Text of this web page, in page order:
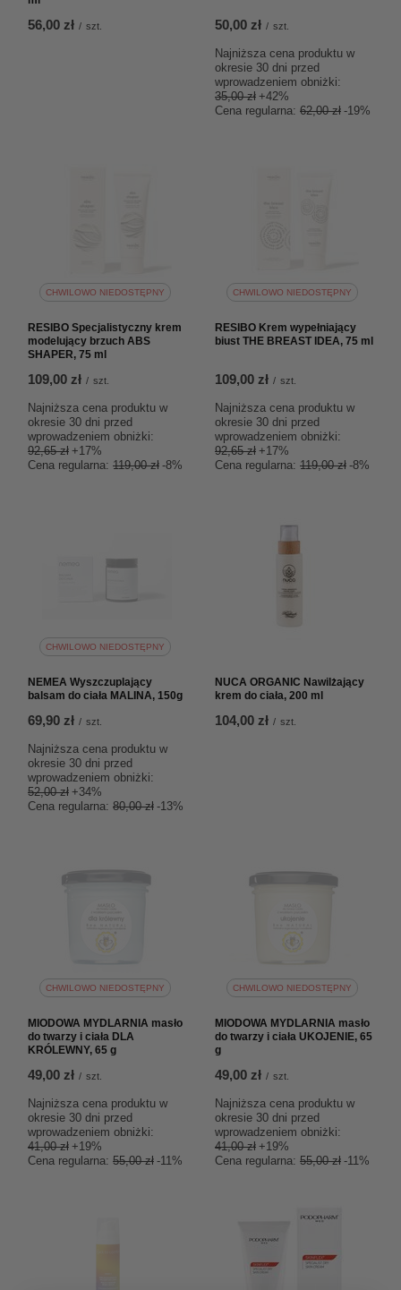
56,00 zł / szt. 50,00 zł / szt.
Najniższa cena produktu w
okresie 30 dni przed
wprowadzeniem obniżki:
35,00 zł +42%
Cena regularna: 62,00 zł -19%
CHWILOWO NIEDOSTĘPNY
RESIBO Specjalistyczny krem
modelujący brzuch ABS
SHAPER, 75 ml
109,00 zł / szt.
Najniższa cena produktu w
okresie 30 dni przed
wprowadzeniem obniżki:
92,65 zł +17%
Cena regularna: 119,00 zł -8%
CHWILOWO NIEDOSTĘPNY
RESIBO Krem wypełniający
biust THE BREAST IDEA, 75 ml
109,00 zł / szt.
Najniższa cena produktu w
okresie 30 dni przed
wprowadzeniem obniżki:
92,65 zł +17%
Cena regularna: 119,00 zł -8%
CHWILOWO NIEDOSTĘPNY
NEMEA Wyszczuplający
balsam do ciała MALINA, 150g
69,90 zł / szt.
Najniższa cena produktu w
okresie 30 dni przed
wprowadzeniem obniżki:
52,00 zł +34%
Cena regularna: 80,00 zł -13%
NUCA ORGANIC Nawilżający
krem do ciała, 200 ml
104,00 zł / szt.
CHWILOWO NIEDOSTĘPNY
MIODOWA MYDLARNIA masło
do twarzy i ciała DLA
KRÓLEWNY, 65 g
49,00 zł / szt.
Najniższa cena produktu w
okresie 30 dni przed
wprowadzeniem obniżki:
41,00 zł +19%
Cena regularna: 55,00 zł -11%
CHWILOWO NIEDOSTĘPNY
MIODOWA MYDLARNIA masło
do twarzy i ciała UKOJENIE, 65
g
49,00 zł / szt.
Najniższa cena produktu w
okresie 30 dni przed
wprowadzeniem obniżki:
41,00 zł +19%
Cena regularna: 55,00 zł -11%